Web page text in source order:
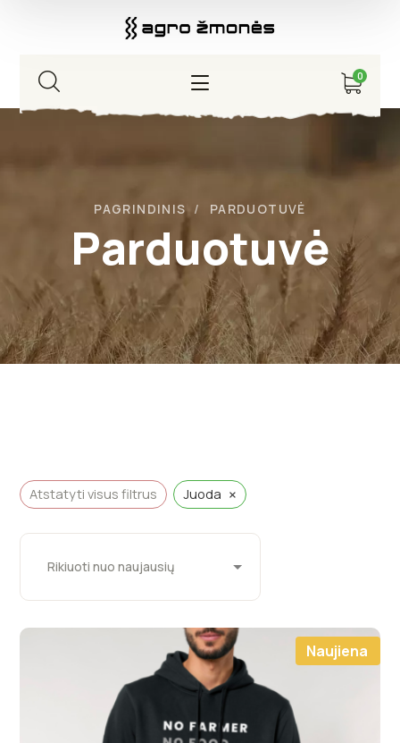
0
Parduotuvė
PAGRINDINIS PARDUOTUVĖ
Atstatyti visus filtrus Juoda ×
Naujiena